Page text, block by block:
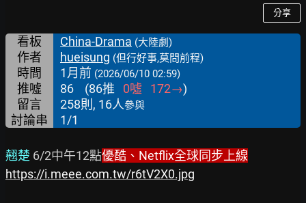
分享
看板 China-Drama (大陸劇)
作者 hueisung (但行好事,莫問前程)
時間 1月前 (2026/06/10 02:59)
推噓 86 (86推 0噓 172→)
留言
258則, 16人參與
討論串 1/1
翹楚 6/2中午12點優酷、Netflix全球同步上線
https://i.meee.com.tw/r6tV2X0.jpg